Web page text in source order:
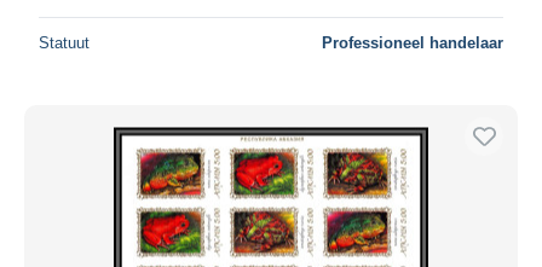
Statuut Professioneel handelaar